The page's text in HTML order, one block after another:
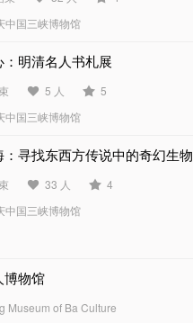
中国三峡博物馆
：明清名人书札展
5 人
5
中国三峡博物馆
：寻找东西方传说中的奇幻生物
33 人
4
中国三峡博物馆
博物馆
Museum of Ba Culture